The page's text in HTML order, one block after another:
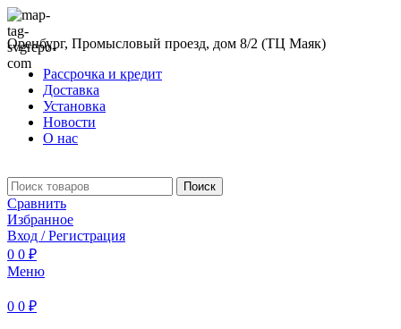
Оренбург, Промысловый проезд, дом 8/2 (ТЦ Маяк)
Рассрочка и кредит
Доставка
Установка
Новости
О нас
Поиск
Сравнить
Избранное
Вход / Регистрация
0 0 ₽
Меню
0 0 ₽